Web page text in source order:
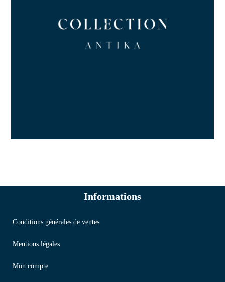
Informations
Conditions générales de ventes
Mentions légales
Mon compte